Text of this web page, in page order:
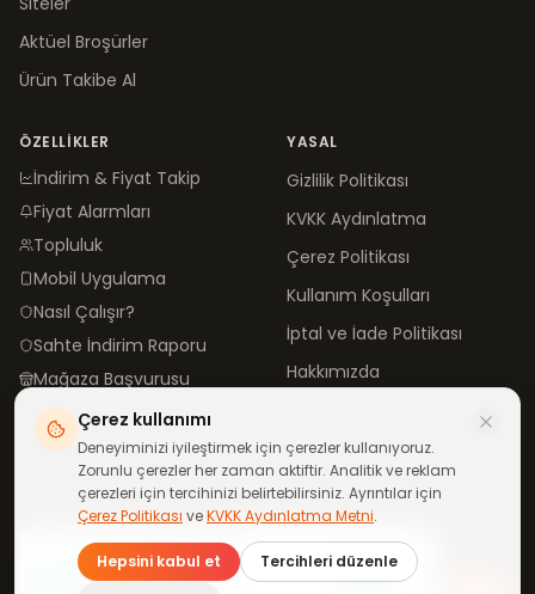
Aktüel Broşürler
Ürün Takibe Al
ÖZELLIKLER
İndirim & Fiyat Takip
Fiyat Alarmları
Topluluk
Mobil Uygulama
Nasıl Çalışır?
Sahte İndirim Raporu
Mağaza Başvurusu
YASAL
Gizlilik Politikası
KVKK Aydınlatma
Çerez Politikası
Kullanım Koşulları
İptal ve İade Politikası
Hakkımızda
Blog
©2026neindirimde.com · Türkiye'de ile yapıldı
Çerez kullanımı
Deneyiminizi iyileştirmek için çerezler kullanıyoruz.
Zorunlu çerezler her zaman aktiftir. Analitik ve reklam
çerezleri için tercihinizi belirtebilirsiniz. Ayrıntılar için
Çerez Politikası veKVKK Aydınlatma Metni.
Hepsini kabul et
Tercihleri düzenle
Günün fırsatları
telefonuna gelsin
Katıl